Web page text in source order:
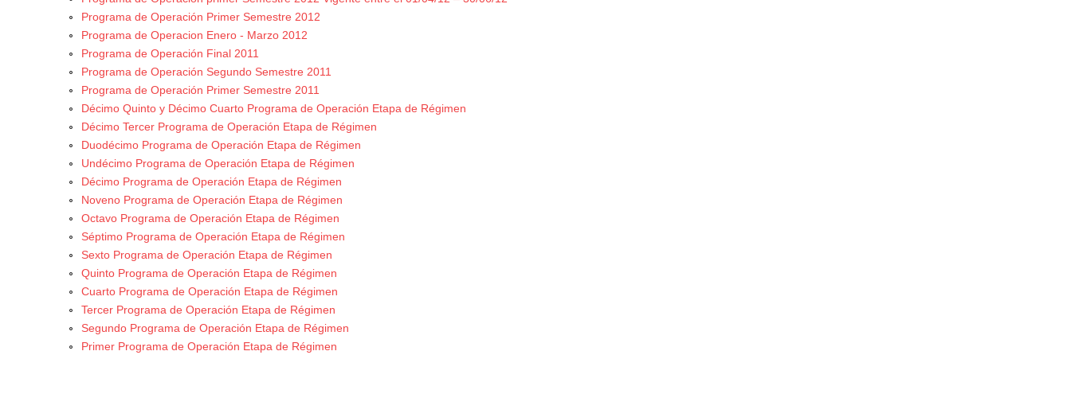
Programa de Operación Primer Semestre 2012
Programa de Operacion Enero - Marzo 2012
Programa de Operación Final 2011
Programa de Operación Segundo Semestre 2011
Programa de Operación Primer Semestre 2011
Décimo Quinto y Décimo Cuarto Programa de Operación Etapa de Régimen
Décimo Tercer Programa de Operación Etapa de Régimen
Duodécimo Programa de Operación Etapa de Régimen
Undécimo Programa de Operación Etapa de Régimen
Décimo Programa de Operación Etapa de Régimen
Noveno Programa de Operación Etapa de Régimen
Octavo Programa de Operación Etapa de Régimen
Séptimo Programa de Operación Etapa de Régimen
Sexto Programa de Operación Etapa de Régimen
Quinto Programa de Operación Etapa de Régimen
Cuarto Programa de Operación Etapa de Régimen
Tercer Programa de Operación Etapa de Régimen
Segundo Programa de Operación Etapa de Régimen
Primer Programa de Operación Etapa de Régimen